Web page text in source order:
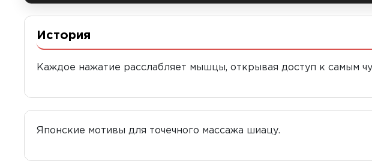
История
Каждое нажатие расслабляет мышцы, открывая доступ к самым
Японские мотивы для точечного массажа шиацу.